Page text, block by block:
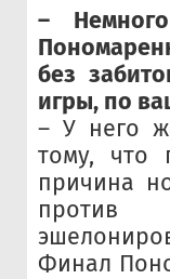
–
без
игры, по
– У него
тому, что
причина
против
Финал